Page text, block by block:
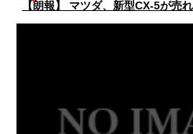
【朗報】 マツダ、新型CX-5が売